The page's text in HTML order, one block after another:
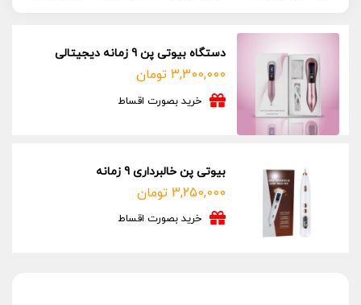
دستگاه بیوتی پن 9 زمانه دیجیتالی
3,300,000 تومان
خرید بصورت اقساط
بیوتی پن خالبرداری 9 زمانه
3,250,000 تومان
خرید بصورت اقساط